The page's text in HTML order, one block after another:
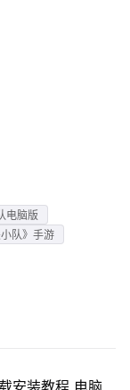
电脑版
小队》手游